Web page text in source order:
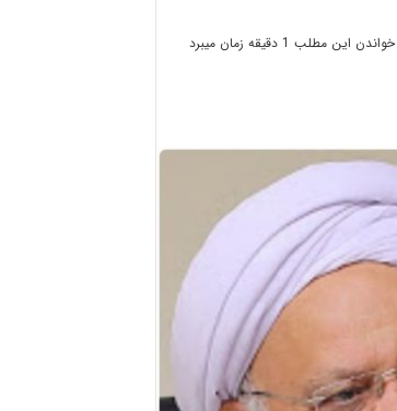
خواندن این مطلب 1 دقیقه زمان میبرد